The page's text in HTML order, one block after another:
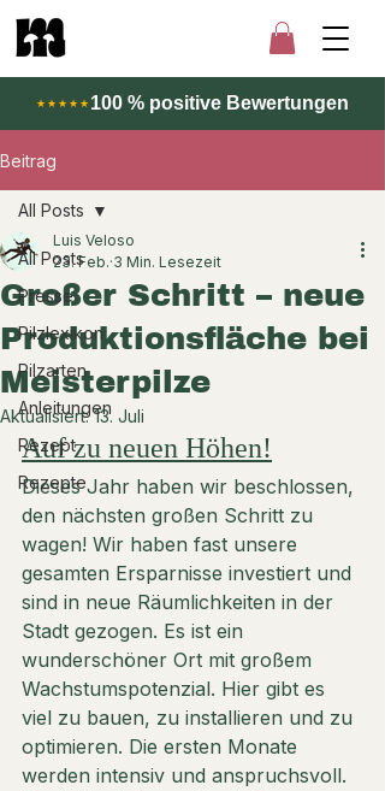
★★★★★ 100 % positive Bewertungen
Beitrag
All Posts
Presse
Pilzlexikon
Pilzarten
Anleitungen
Rezept
Rezepte
All Posts
Großer Schritt – neue
Produktionsfläche bei
Meisterpilze
Luis Veloso
23. Feb. 3 Min. Lesezeit
Aktualisiert:13. Juli
Auf zu neuen Höhen!
Dieses Jahr haben wir beschlossen,
den nächsten großen Schritt zu
wagen! Wir haben fast unsere
gesamten Ersparnisse investiert und
sind in neue Räumlichkeiten in der
Stadt gezogen. Es ist ein
wunderschöner Ort mit großem
Wachstumspotenzial. Hier gibt es
viel zu bauen, zu installieren und zu
optimieren. Die ersten Monate
werden intensiv und anspruchsvoll.